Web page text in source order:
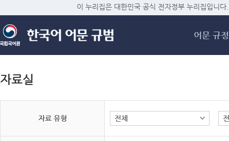
메
이 누리집은 대한민국 공식 전자정부 누리집입니다.
어문 규정
자료실
자료 유형